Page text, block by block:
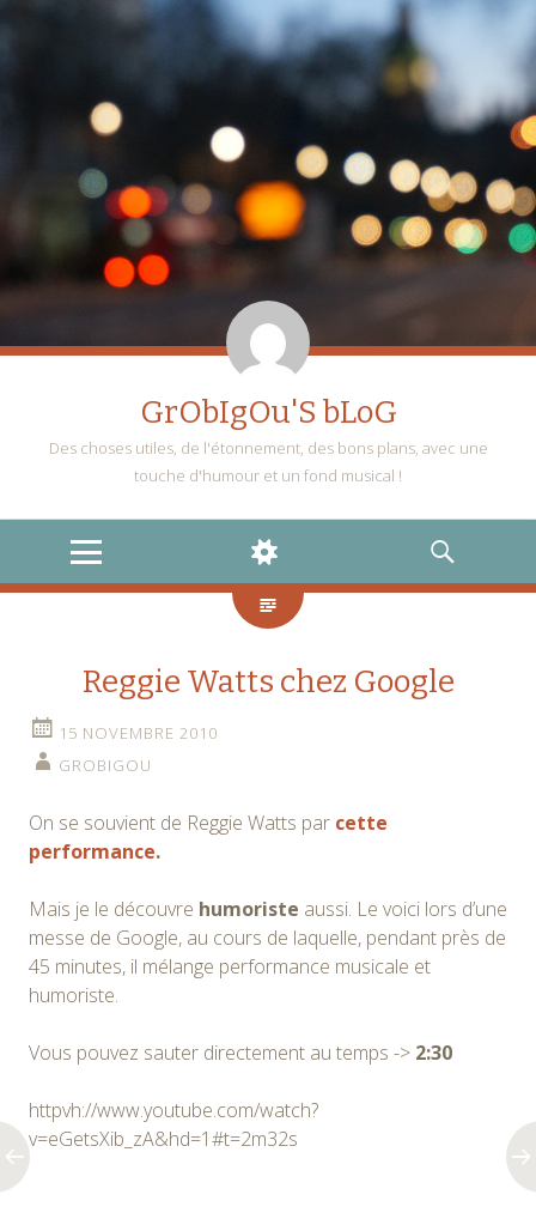
GrObIgOu'S bLoG
Des choses utiles, de l'étonnement, des bons plans, avec une
touche d'humour et un fond musical !
MENU
WIDGETS
RECHERCHE
Reggie Watts chez Google
15 NOVEMBRE 2010
GROBIGOU
On se souvient de Reggie Watts par cette
performance.
Mais je le découvre humoriste aussi. Le voici lors d’une
messe de Google, au cours de laquelle, pendant près de
45 minutes, il mélange performance musicale et
humoriste.
Vous pouvez sauter directement au temps -> 2:30
httpvh://www.youtube.com/watch?
v=eGetsXib_zA&hd=1#t=2m32s